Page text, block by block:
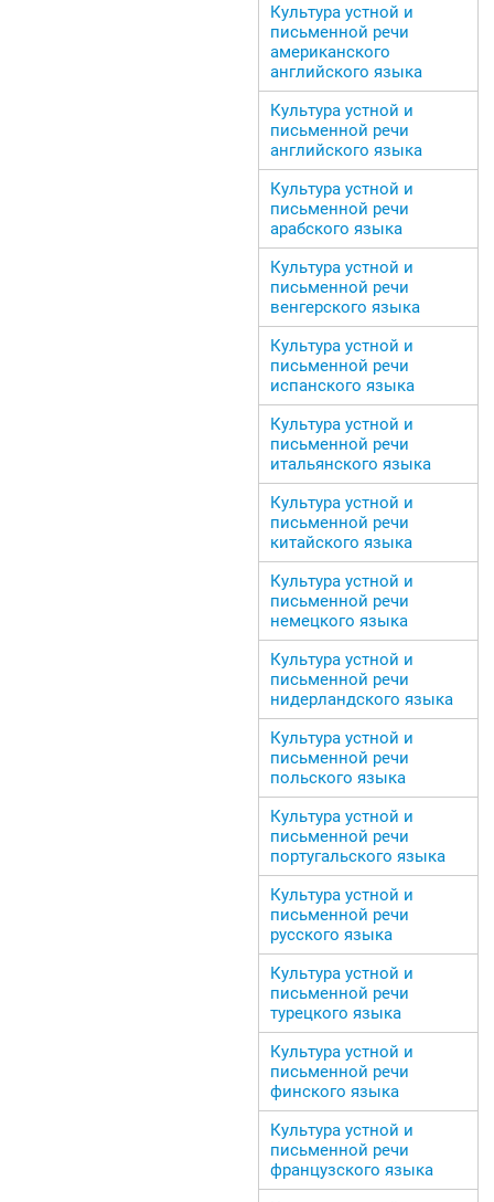
Культура устной и
письменной речи
американского
английского языка
Культура устной и
письменной речи
английского языка
Культура устной и
письменной речи
арабского языка
Культура устной и
письменной речи
венгерского языка
Культура устной и
письменной речи
испанского языка
Культура устной и
письменной речи
итальянского языка
Культура устной и
письменной речи
китайского языка
Культура устной и
письменной речи
немецкого языка
Культура устной и
письменной речи
нидерландского языка
Культура устной и
письменной речи
польского языка
Культура устной и
письменной речи
португальского языка
Культура устной и
письменной речи
русского языка
Культура устной и
письменной речи
турецкого языка
Культура устной и
письменной речи
финского языка
Культура устной и
письменной речи
французского языка